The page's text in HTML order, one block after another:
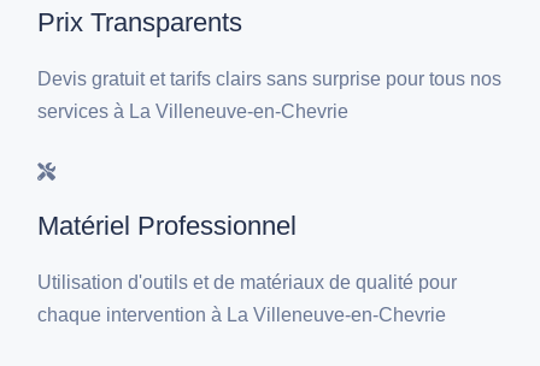
Prix Transparents
Devis gratuit et tarifs clairs sans surprise pour tous nos
services à La Villeneuve-en-Chevrie
Matériel Professionnel
Utilisation d'outils et de matériaux de qualité pour
chaque intervention à La Villeneuve-en-Chevrie